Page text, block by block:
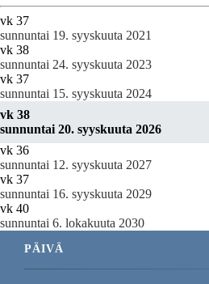
vk 37
sunnuntai 19. syyskuuta 2021
vk 38
sunnuntai 24. syyskuuta 2023
vk 37
sunnuntai 15. syyskuuta 2024
vk 38
sunnuntai 20. syyskuuta 2026
vk 36
sunnuntai 12. syyskuuta 2027
vk 37
sunnuntai 16. syyskuuta 2029
vk 40
sunnuntai 6. lokakuuta 2030
PÄIVÄ